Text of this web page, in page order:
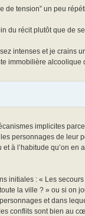
tension” un peu
du récit plutôt que de
intenses et je crains
immobilière
implicites
personnages de leur
à l’habitude qu’on
: « Les
la ville ? » ou si on
et dans
conflits sont bien au